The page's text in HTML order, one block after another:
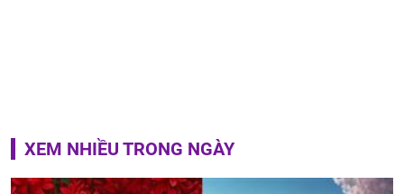
XEM NHIỀU TRONG NGÀY